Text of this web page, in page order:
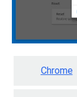
Chrome